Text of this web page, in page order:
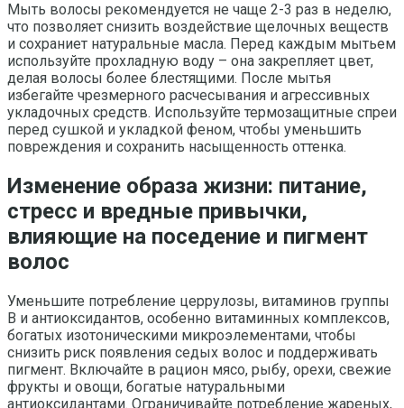
Мыть волосы рекомендуется не чаще 2-3 раз в неделю,
что позволяет снизить воздействие щелочных веществ
и сохраниет натуральные масла. Перед каждым мытьем
используйте прохладную воду – она закрепляет цвет,
делая волосы более блестящими. После мытья
избегайте чрезмерного расчесывания и агрессивных
укладочных средств. Используйте термозащитные спреи
перед сушкой и укладкой феном, чтобы уменьшить
повреждения и сохранить насыщенность оттенка.
Изменение образа жизни: питание,
стресс и вредные привычки,
влияющие на поседение и пигмент
волос
Уменьшите потребление церрулозы, витаминов группы
B и антиоксидантов, особенно витаминных комплексов,
богатых изотоническими микроэлементами, чтобы
снизить риск появления седых волос и поддерживать
пигмент. Включайте в рацион мясо, рыбу, орехи, свежие
фрукты и овощи, богатые натуральными
антиоксидантами. Ограничивайте потребление жареных,